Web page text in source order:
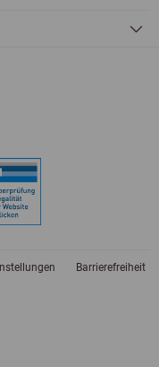
Barrierefreiheit